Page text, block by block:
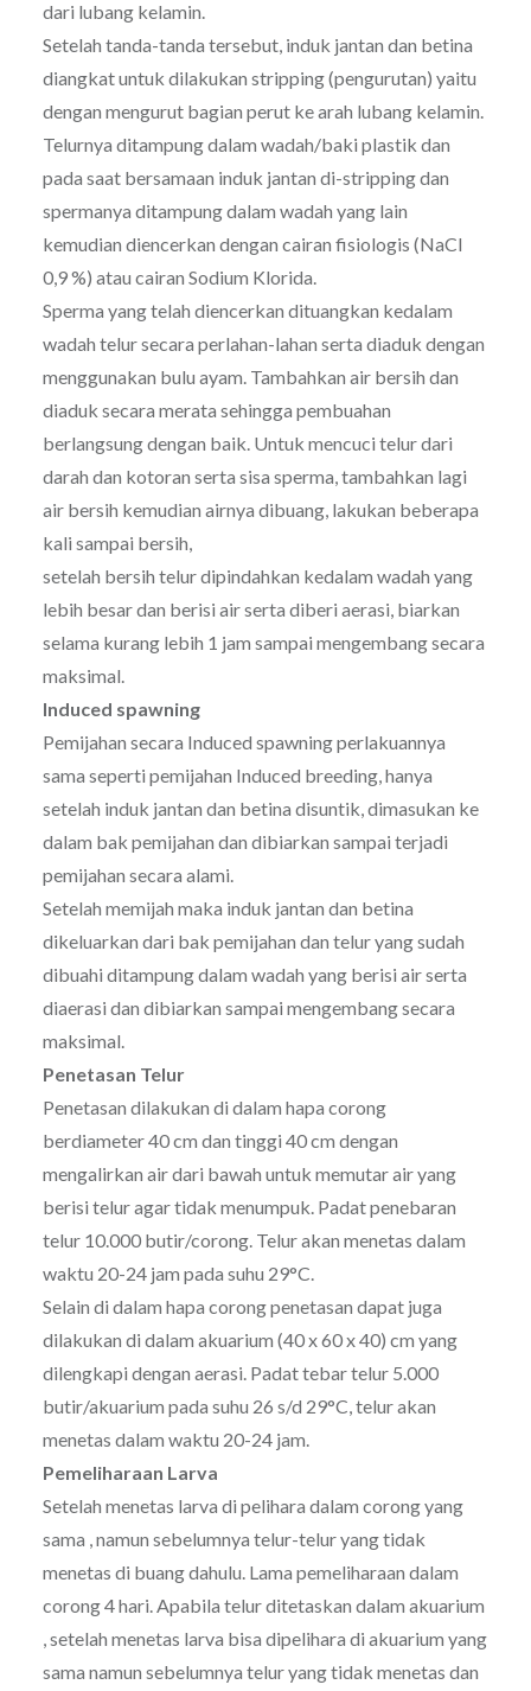
dari lubang kelamin.
Setelah tanda-tanda tersebut, induk jantan dan betina
diangkat untuk dilakukan stripping (pengurutan) yaitu
dengan mengurut bagian perut ke arah lubang kelamin.
Telurnya ditampung dalam wadah/baki plastik dan
pada saat bersamaan induk jantan di-stripping dan
spermanya ditampung dalam wadah yang lain
kemudian diencerkan dengan cairan fisiologis (NaCl
0,9 %) atau cairan Sodium Klorida.
Sperma yang telah diencerkan dituangkan kedalam
wadah telur secara perlahan-lahan serta diaduk dengan
menggunakan bulu ayam. Tambahkan air bersih dan
diaduk secara merata sehingga pembuahan
berlangsung dengan baik. Untuk mencuci telur dari
darah dan kotoran serta sisa sperma, tambahkan lagi
air bersih kemudian airnya dibuang, lakukan beberapa
kali sampai bersih,
setelah bersih telur dipindahkan kedalam wadah yang
lebih besar dan berisi air serta diberi aerasi, biarkan
selama kurang lebih 1 jam sampai mengembang secara
maksimal.
Induced spawning
Pemijahan secara Induced spawning perlakuannya
sama seperti pemijahan Induced breeding, hanya
setelah induk jantan dan betina disuntik, dimasukan ke
dalam bak pemijahan dan dibiarkan sampai terjadi
pemijahan secara alami.
Setelah memijah maka induk jantan dan betina
dikeluarkan dari bak pemijahan dan telur yang sudah
dibuahi ditampung dalam wadah yang berisi air serta
diaerasi dan dibiarkan sampai mengembang secara
maksimal.
Penetasan Telur
Penetasan dilakukan di dalam hapa corong
berdiameter 40 cm dan tinggi 40 cm dengan
mengalirkan air dari bawah untuk memutar air yang
berisi telur agar tidak menumpuk. Padat penebaran
telur 10.000 butir/corong. Telur akan menetas dalam
waktu 20-24 jam pada suhu 29°C.
Selain di dalam hapa corong penetasan dapat juga
dilakukan di dalam akuarium (40 x 60 x 40) cm yang
dilengkapi dengan aerasi. Padat tebar telur 5.000
butir/akuarium pada suhu 26 s/d 29°C, telur akan
menetas dalam waktu 20-24 jam.
Pemeliharaan Larva
Setelah menetas larva di pelihara dalam corong yang
sama , namun sebelumnya telur-telur yang tidak
menetas di buang dahulu. Lama pemeliharaan dalam
corong 4 hari. Apabila telur ditetaskan dalam akuarium
, setelah menetas larva bisa dipelihara di akuarium yang
sama namun sebelumnya telur yang tidak menetas dan